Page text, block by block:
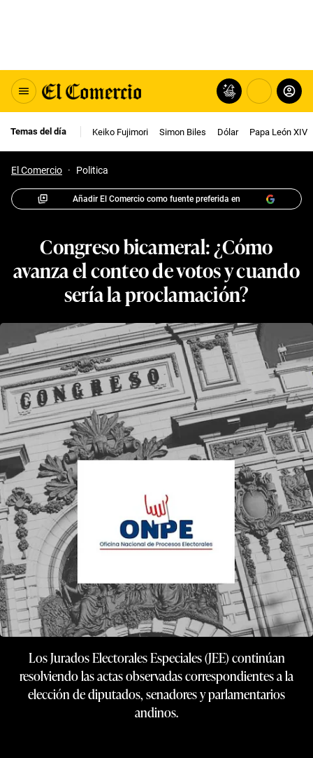
Temas del día Keiko Fujimori Simon Biles Dólar Papa León XIV
El Comercio · Politica
Añadir El Comercio como fuente preferida en
Congreso bicameral: ¿Cómo
avanza el conteo de votos y cuando
sería la proclamación?
Los Jurados Electorales Especiales (JEE) continúan
resolviendo las actas observadas correspondientes a la
elección de diputados, senadores y parlamentarios
andinos.